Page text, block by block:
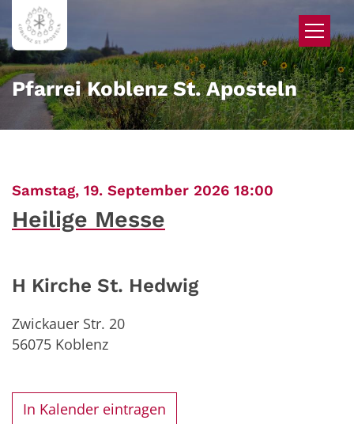
Zum Inhalt springen
Pfarrei Koblenz St. Aposteln
Samstag, 19. September 2026 18:00
Heilige Messe
H Kirche St. Hedwig
Zwickauer Str. 20
56075 Koblenz
In Kalender eintragen